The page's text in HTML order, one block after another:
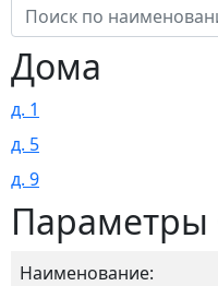
Дома
д. 1
д. 5
д. 9
Наименование: